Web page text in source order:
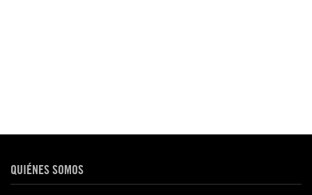
QUIÉNES SOMOS